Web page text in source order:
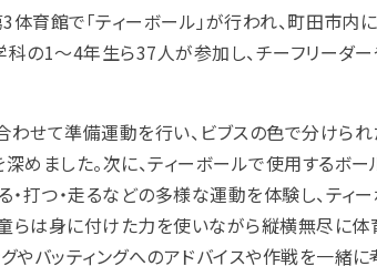
体育館で「ティーボール」が行われ、町田市内
科の1～4年生ら37人が参加し、チーフリーダ
わせて準備運動を行い、ビブスの色で分けら
めました。次に、ティーボールで使用するボ
・打つ・走るなどの多様な運動を体験し、ティ
らは身に付けた力を使いながら縦横無尽に体
やバッティングへのアドバイスや作戦を一緒